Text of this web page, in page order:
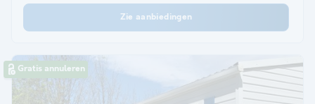
Zie aanbiedingen
Gratis annuleren